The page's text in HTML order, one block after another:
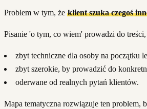
Problem w tym, że klient szuka czegoś
Pisanie 'o tym, co wiem' prowadzi do treści,
zbyt techniczne dla osoby na początku
zbyt szerokie, by prowadzić do
oderwane od realnych pytań klientów.
Mapa tematyczna rozwiązuje ten